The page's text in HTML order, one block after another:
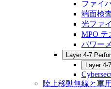
ファイ
端面検
光ファ
MPO テ
パワー
Layer 4-7
Layer 4-
陸上移動無線と軍